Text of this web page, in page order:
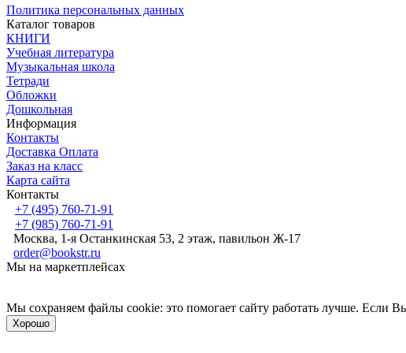
Политика персональных данных
Каталог товаров
КНИГИ
Учебная литература
Музыкальная школа
Тетради
Обложки
Дошкольная
Информация
Контакты
Доставка Оплата
Заказ на класс
Карта сайта
Контакты
+7 (495) 760-71-91
+7 (985) 760-71-91
Москва, 1-я Останкинская 53, 2 этаж, павильон Ж-17
order@bookstr.ru
Мы на маркетплейсах
Мы сохраняем файлы cookie: это помогает сайту работать лучше. Если
Хорошо